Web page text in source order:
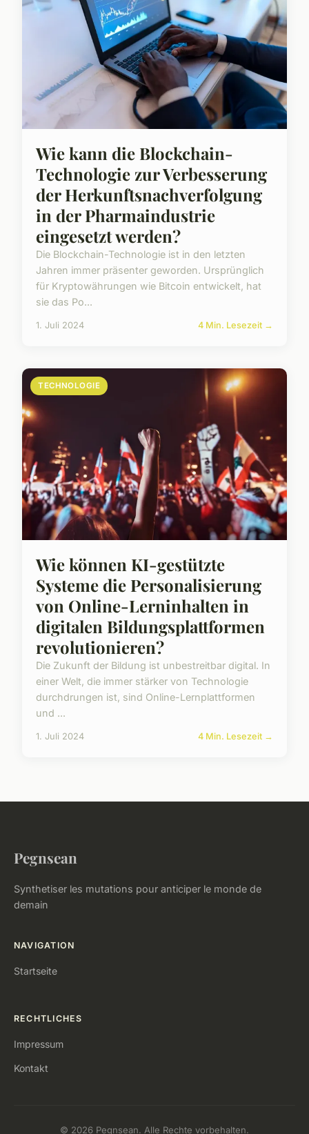
Wie kann die Blockchain-
Technologie zur Verbesserung
der Herkunftsnachverfolgung
in der Pharmaindustrie
eingesetzt werden?
Die Blockchain-Technologie ist in den letzten
Jahren immer präsenter geworden. Ursprünglich
für Kryptowährungen wie Bitcoin entwickelt, hat
sie das Po...
1. Juli 2024 4 Min. Lesezeit →
TECHNOLOGIE
Wie können KI-gestützte
Systeme die Personalisierung
von Online-Lerninhalten in
digitalen Bildungsplattformen
revolutionieren?
Die Zukunft der Bildung ist unbestreitbar digital. In
einer Welt, die immer stärker von Technologie
durchdrungen ist, sind Online-Lernplattformen
und ...
1. Juli 2024 4 Min. Lesezeit →
Pegnsean
Synthetiser les mutations pour anticiper le monde de
demain
NAVIGATION
Startseite
RECHTLICHES
Impressum
Kontakt
© 2026 Pegnsean. Alle Rechte vorbehalten.